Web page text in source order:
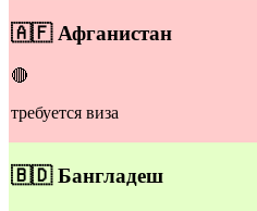
🇦🇫Афганистан
🔴
требуется виза
🇧🇩Бангладеш